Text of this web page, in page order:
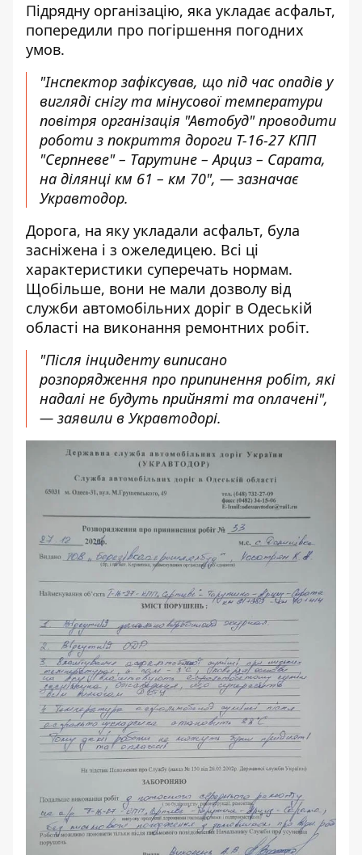
Підрядну організацію, яка укладає асфальт,
попередили про погіршення погодних
умов.
"Інспектор зафіксував, що під час опадів у
вигляді снігу та мінусової температури
повітря організація "Автобуд" проводити
роботи з покриття дороги Т-16-27 КПП
"Серпневе" – Тарутине – Арциз – Сарата,
на ділянці км 61 – км 70", — зазначає
Укравтодор.
Дорога, на яку укладали асфальт, була
засніжена і з ожеледицею. Всі ці
характеристики суперечать нормам.
Щобільше, вони не мали дозволу від
служби автомобільних доріг в Одеській
області на виконання ремонтних робіт.
"Після інциденту виписано
розпорядження про припинення робіт, які
надалі не будуть прийняті та оплачені",
— заявили в Укравтодорі.